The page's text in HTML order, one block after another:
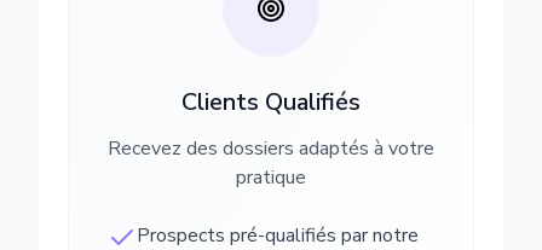
Clients Qualifiés
Recevez des dossiers adaptés à votre
pratique
Prospects pré-qualifiés par notre